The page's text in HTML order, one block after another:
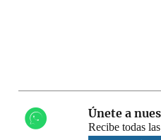
Únete a
Recibe todas